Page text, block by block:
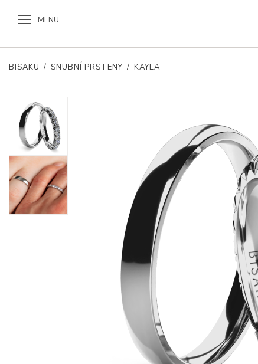
MENU
BISAKU / SNUBNÍ PRSTENY / KAYLA